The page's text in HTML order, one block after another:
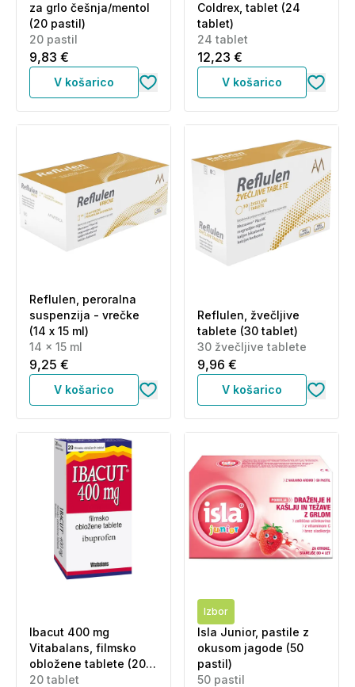
za grlo češnja/mentol
(20 pastil)
20 pastil
9,83 €
V košarico
Coldrex, tablet (24
tablet)
24 tablet
12,23 €
V košarico
Reflulen, peroralna
suspenzija - vrečke
(14 x 15 ml)
14 x 15 ml
9,25 €
V košarico
Reflulen, žvečljive
tablete (30 tablet)
30 žvečljive tablete
9,96 €
V košarico
Ibacut 400 mg
Vitabalans, filmsko
obložene tablete (20
tablet)
20 tablet
Izbor
Isla Junior, pastile z
okusom jagode (50
pastil)
50 pastil